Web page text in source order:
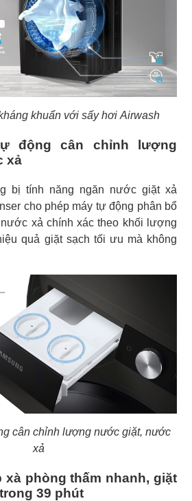
khuẩn với sấy hơi Airwash
động cân chỉnh lượng
xả
bị tính năng ngăn nước giặt xả
cho phép máy tự động phân bổ
xả chính xác theo khối lượng
quả giặt sạch tối ưu mà không
cân chỉnh lượng nước giặt, nước
xả
xà phòng thấm nhanh, giặt
39 phút